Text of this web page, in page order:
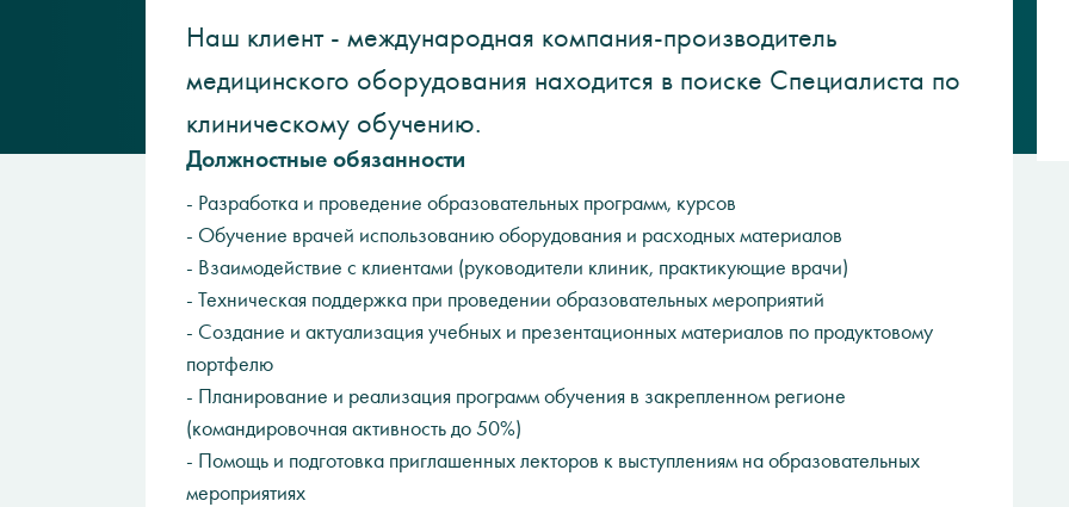
Наш клиент - международная компания-производитель
медицинского оборудования находится в поиске Специалиста по
клиническому обучению.
Должностные обязанности
- Разработка и проведение образовательных программ, курсов
- Обучение врачей использованию оборудования и расходных материалов
- Взаимодействие с клиентами (руководители клиник, практикующие врачи)
- Техническая поддержка при проведении образовательных мероприятий
- Создание и актуализация учебных и презентационных материалов по продуктовому
портфелю
- Планирование и реализация программ обучения в закрепленном регионе
(командировочная активность до 50%)
- Помощь и подготовка приглашенных лекторов к выступлениям на образовательных
мероприятиях